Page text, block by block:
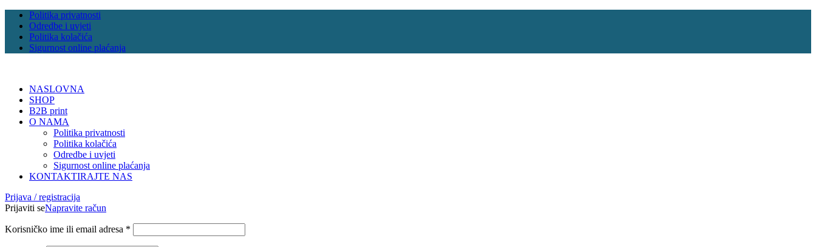
Politika privatnosti
Odredbe i uvjeti
Politika kolačića
Sigurnost online plaćanja
NASLOVNA
SHOP
B2B print
O NAMA
Politika privatnosti
Politika kolačića
Odredbe i uvjeti
Sigurnost online plaćanja
KONTAKTIRAJTE NAS
Prijava / registracija
Prijaviti seNapravite račun
Korisničko ime ili email adresa *